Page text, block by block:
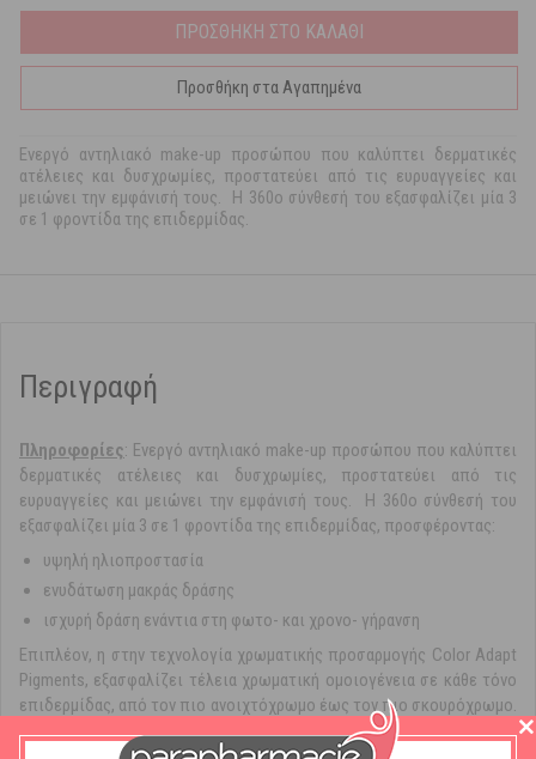
ΠΡΟΣΘΗΚΗ ΣΤΟ ΚΑΛΑΘΙ
Προσθήκη στα Αγαπημένα
Ενεργό αντηλιακό make-up προσώπου που καλύπτει δερματικές
ατέλειες και δυσχρωμίες, προστατεύει από τις ευρυαγγείες και
μειώνει την εμφάνισή τους. Η 360ο σύνθεσή του εξασφαλίζει μία 3
σε 1 φροντίδα της επιδερμίδας.
Περιγραφή
Πληροφορίες: Ενεργό αντηλιακό make-up προσώπου που καλύπτει
δερματικές ατέλειες και δυσχρωμίες, προστατεύει από τις
ευρυαγγείες και μειώνει την εμφάνισή τους. Η 360ο σύνθεσή του
εξασφαλίζει μία 3 σε 1 φροντίδα της επιδερμίδας, προσφέροντας:
υψηλή ηλιοπροστασία
ενυδάτωση μακράς δράσης
ισχυρή δράση ενάντια στη φωτο- και χρονο- γήρανση
Επιπλέον, η στην τεχνολογία χρωματικής προσαρμογής Color Adapt
Pigments, εξασφαλίζει τέλεια χρωματική ομοιογένεια σε κάθε τόνο
επιδερμίδας, από τον πιο ανοιχτόχρωμο έως τον πιο σκουρόχρωμο.
Επιπλέον, η σύνθεσή του είναι εμπλουτισμένη με Glycogen, έναν